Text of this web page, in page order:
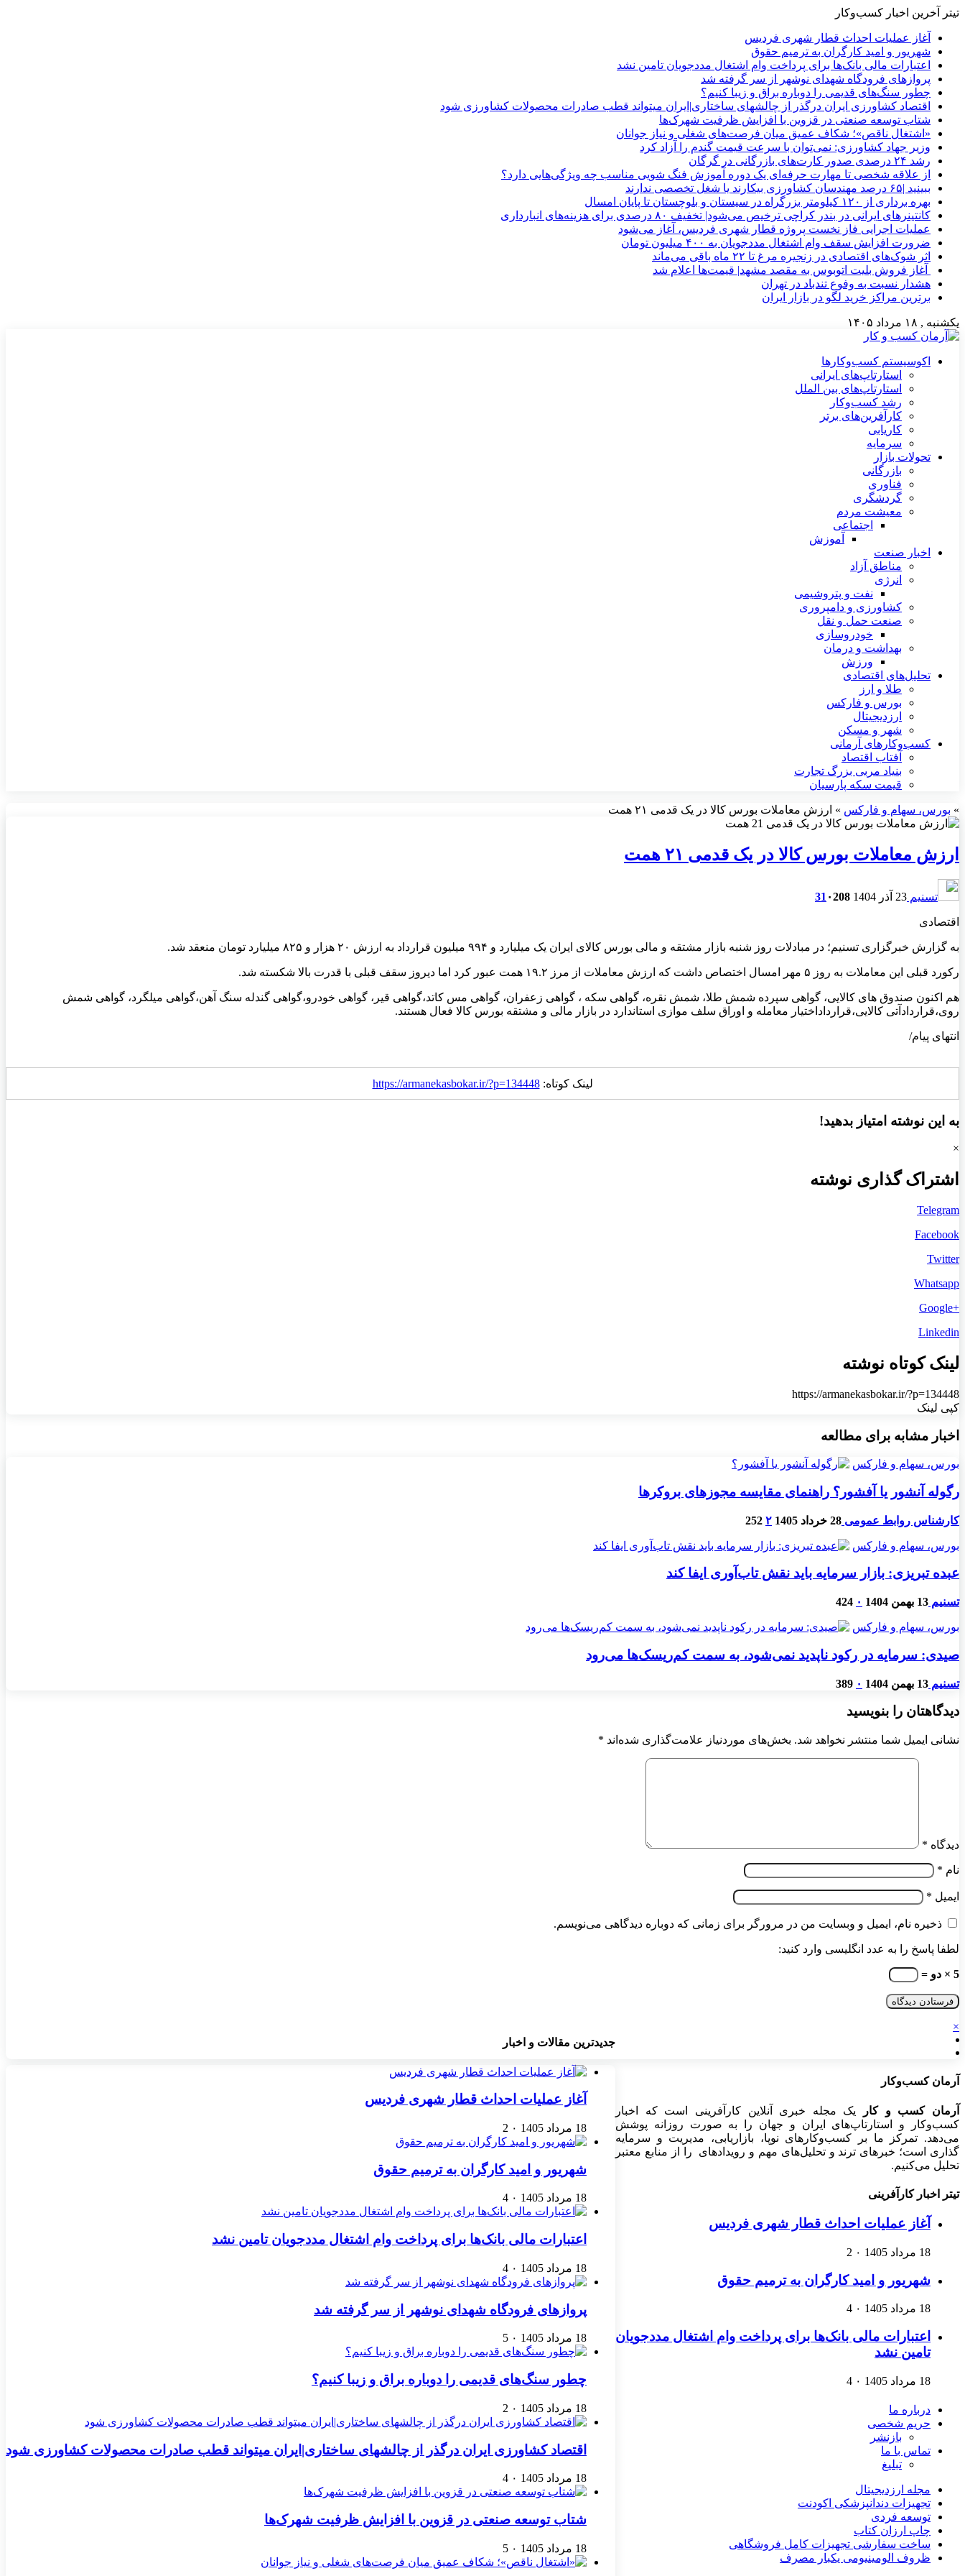
تیتر آخرین اخبار کسب‌وکار
آغاز عملیات احداث قطار شهری فردیس
شهریور و امید کارگران به ترمیم حقوق
اعتبارات مالی بانک‌ها برای پرداخت وام اشتغال مددجویان تامین نشد
پروازهای فرودگاه شهدای نوشهر از سر گرفته شد
چطور سنگ‌های قدیمی را دوباره براق و زیبا کنیم؟
اقتصاد کشاورزی ایران درگذر از چالشهای ساختاری|ایران میتواند قطب صادرات محصولات کشاورزی شود
شتاب توسعه صنعتی در قزوین با افزایش ظرفیت شهرک‌ها
«اشتغال ناقص»؛ شکاف عمیق میان فرصت‌های شغلی و نیاز جوانان
وزیر جهاد کشاورزی: نمی‌توان با سرعت قیمت گندم را آزاد کرد
رشد ۲۴ درصدی صدور کارت‌های بازرگانی در گرگان
از علاقه شخصی تا مهارت حرفه‌ای یک دوره آموزش فنگ شویی مناسب چه ویژگی‌هایی دارد؟
ببینید |۶۵ درصد مهندسان کشاورزی بیکارند یا شغل تخصصی ندارند
بهره برداری از ۱۲۰ کیلومتر بزرگراه در سیستان و بلوچستان تا پایان امسال
کانتینرهای ایرانی در بندر کراچی ترخیص می‌شود| تخفیف ۸۰ درصدی برای هزینه‌های انبارداری
عملیات اجرایی فاز نخست پروژه قطار شهری فردیس، آغاز می‌شود
ضرورت افزایش سقف وام اشتغال مددجویان به ۴۰۰ میلیون تومان
اثر شوک‌های اقتصادی در زنجیره مرغ تا ۲۲ ماه باقی می‌ماند
آغاز فروش بلیت اتوبوس به مقصد مشهد| قیمت‌ها اعلام شد
هشدار نسبت به وفوع تندباد در تهران
برترین مراکز خرید لگو در بازار ایران
یکشنبه , ۱۸ مرداد ۱۴۰۵
اکوسیستم کسب‌وکارها
استارتاپ‌های ایرانی
استارتاپ‌های بین الملل
رشد کسب‌وکار
کارآفرین‌های برتر
کاریابی
سرمایه
تحولات بازار
بازرگانی
فناوری
گردشگری
معیشت مردم
اجتماعی
آموزش
اخبار صنعت
مناطق آزاد
انرژی
نفت و پتروشیمی
کشاورزی و دامپروری
صنعت حمل و نقل
خودروسازی
بهداشت و درمان
ورزش
تحلیل‌های اقتصادی
طلا و ارز
بورس و فارکس
ارزدیجیتال
شهر و مسکن
کسب‌وکارهای آرمانی
آفتاب اقتصاد
بنیاد مربی بزرگ تجارت
قیمت سکه پارسیان
» بورس، سهام و فارکس » ارزش معاملات بورس کالا در یک قدمی ۲۱ همت
ارزش معاملات بورس کالا در یک قدمی ۲۱ همت
تسنیم 23 آذر 1404 31 ۰208
اقتصادی
به گزارش خبرگزاری تسنیم؛ در مبادلات روز شنبه بازار مشتقه و مالی بورس کالای ایران یک میلیارد و ۹۹۴ میلیون قرارداد به ارزش ۲۰ هزار و ۸۲۵ میلیارد تومان منعقد شد.
رکورد قبلی این معاملات به روز ۵ مهر امسال اختصاص داشت که ارزش معاملات از مرز ۱۹.۲ همت عبور کرد اما دیروز سقف قبلی با قدرت بالا شکسته شد.
هم اکنون صندوق های کالایی، گواهی سپرده شمش طلا، شمش نقره، گواهی سکه ، گواهی زعفران، گواهی مس کاتد،گواهی قیر، گواهی خودرو،گواهی گندله سنگ آهن،گواهی میلگرد، گواهی شمش
روی،قراردادآتی کالایی،قرارداداختیار معامله و اوراق سلف موازی استاندارد در بازار مالی و مشتقه بورس کالا فعال هستند.
انتهای پیام/
لینک کوتاه:https://armanekasbokar.ir/?p=134448
به این نوشته امتیاز بدهید!
×
اشتراک گذاری نوشته
Telegram
Facebook
Twitter
Whatsapp
+Google
Linkedin
لینک کوتاه نوشته
https://armanekasbokar.ir/?p=134448
کپی لینک
اخبار مشابه برای مطالعه
بورس، سهام و فارکس
رگوله آنشور یا آفشور؟ راهنمای مقایسه مجوزهای بروکرها
کارشناس روابط عمومی 28 خرداد 1405 ۲ 252
بورس، سهام و فارکس
عبده تبریزی: بازار سرمایه باید نقش تاب‌آوری ایفا کند
تسنیم 13 بهمن 1404 ۰ 424
بورس، سهام و فارکس
صیدی: سرمایه در رکود ناپدید نمی‌شود، به سمت کم‌ریسک‌ها می‌رود
تسنیم 13 بهمن 1404 ۰ 389
دیدگاهتان را بنویسید
نشانی ایمیل شما منتشر نخواهد شد. بخش‌های موردنیاز علامت‌گذاری شده‌اند *
دیدگاه *
نام *
ایمیل *
ذخیره نام، ایمیل و وبسایت من در مرورگر برای زمانی که دوباره دیدگاهی می‌نویسم.
لطفا پاسخ را به عدد انگلیسی وارد کنید:
5 × دو =
جدیدترین مقالات و اخبار
آغاز عملیات احداث قطار شهری فردیس
18 مرداد 1405 ۰ 2
شهریور و امید کارگران به ترمیم حقوق
18 مرداد 1405 ۰ 4
اعتبارات مالی بانک‌ها برای پرداخت وام اشتغال مددجویان تامین نشد
18 مرداد 1405 ۰ 4
پروازهای فرودگاه شهدای نوشهر از سر گرفته شد
18 مرداد 1405 ۰ 5
چطور سنگ‌های قدیمی را دوباره براق و زیبا کنیم؟
18 مرداد 1405 ۰ 2
اقتصاد کشاورزی ایران درگذر از چالشهای ساختاری|ایران میتواند قطب صادرات محصولات کشاورزی شود
18 مرداد 1405 ۰ 4
شتاب توسعه صنعتی در قزوین با افزایش ظرفیت شهرک‌ها
18 مرداد 1405 ۰ 5
×
آرمان کسب‌وکار
آرمان کسب و کار
یک مجله خبری آنلاین کارآفرینی است که اخبار
کسب‌وکار و استارتاپ‌های ایران و جهان را به صورت روزانه پوشش
می‌دهد. تمرکز ما بر کسب‌وکارهای نوپا، بازاریابی، مدیریت و سرمایه
گذاری است؛ خبرهای ترند و تحلیل‌های مهم و رویدادهای را از منابع معتبر
تحلیل می‌کنیم.
تیتر اخبار کارآفرینی
آغاز عملیات احداث قطار شهری فردیس
18 مرداد 1405 ۰ 2
شهریور و امید کارگران به ترمیم حقوق
18 مرداد 1405 ۰ 4
اعتبارات مالی بانک‌ها برای پرداخت وام اشتغال مددجویان
تامین نشد
18 مرداد 1405 ۰ 4
درباره ما
حریم شخصی
بازنشر
تماس با ما
تبلیغ
مجله ارزدیجیتال
تجهیزات دندانپزشکی اکودنت
توسعه فردی
چاپ ارزان کتاب
ساخت سفارشی تجهیزات کامل فروشگاهی
ظروف الومینیومی یکبار مصرف